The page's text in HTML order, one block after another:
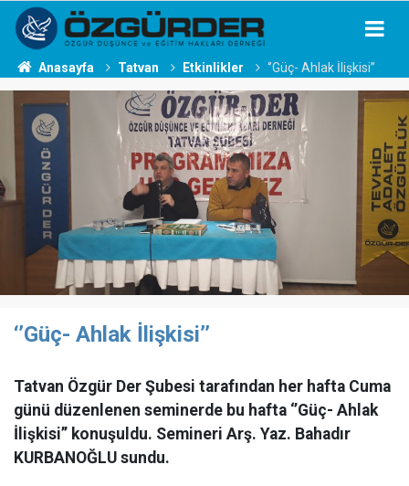
Anasayfa Tatvan Etkinlikler ‘’Güç- Ahlak İlişkisi’’
‘’Güç- Ahlak İlişkisi’’
Tatvan Özgür Der Şubesi tarafından her hafta Cuma
günü düzenlenen seminerde bu hafta ‘’Güç- Ahlak
İlişkisi’’ konuşuldu. Semineri Arş. Yaz. Bahadır
KURBANOĞLU sundu.